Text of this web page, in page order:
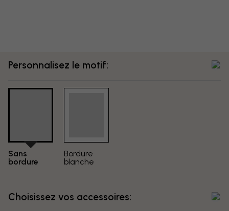
Personnalisez le motif:
Sans
bordure
Bordure
blanche
Choisissez vos accessoires: